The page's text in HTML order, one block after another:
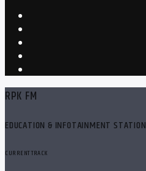
RPK FM
EDUCATION & INFOTAINMENT STATION
CURRENT TRACK